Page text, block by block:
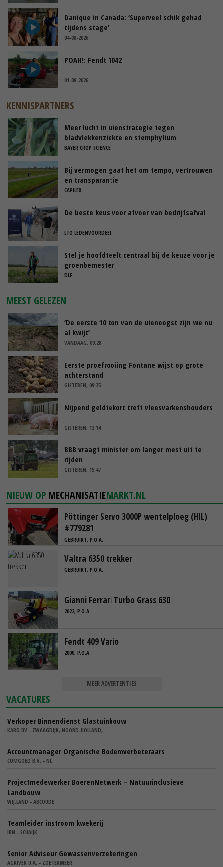
Danique in Canada: ‘Superveel schik gehad
tijdens stage’
04-08-2026
POAH!: Fendt 1042
01-08-2026
KENNISPARTNERS
Meer lucht in uienstrategie tegen
bladvlekkenziekte en stemphylium
BAYER CROP SCIENCE
Bij vermogen gaat het om tempo, vertrouwen
en transparantie
CAPILEX
De beste keus voor afvoer van bedrijfsafval
LTO LEDENVOORDEEL
Stel je hoofdteelt centraal bij de keuze voor je
groenbemester
DLF
MEEST GELEZEN
‘De eerste 10 ton van de uienoogst zijn we nu
al kwijt’
VANDAAG, 09:28
Eerste proefrooiing Fontane wijst op grote
achterstand
GISTEREN, 09:35
Nijpend geldtekort treft vleesvarkenshouders
GISTEREN, 13:14
BBB vraagt minister om langer mest uit te
rijden
GISTEREN, 15:47
NIEUW OP MECHANISATIEMARKT.NL
Pöttinger Servo 3000P wentelploeg (HIL)
#779281
GEBRUIKT, P.O.A.
Valtra 6350 trekker
GEBRUIKT, P.O.A.
Gianni Ferrari Turbo Grass 630
2022, P.O.A.
Fendt 409 Vario
2000, P.O.A.
MEER ADVERTENTIES
VACATURES
Verkoper Binnendienst Glastuinbouw
KARO BV - ZWAAGDIJK, NOORD-HOLLAND,
Accountmanager Organische Bodemverbeteraars
COMGOED B.V. - NL
Projectmedewerker BoerenNetwerk – Natuurinclusieve
Landbouw
WIJ.LAND - ABCOUDE
Teamleider instroom kwekerij
IBN - SCHAIJK
Senior Adviseur Gewassenverzekeringen
AGRIVER U.A. - ZOETERMEER